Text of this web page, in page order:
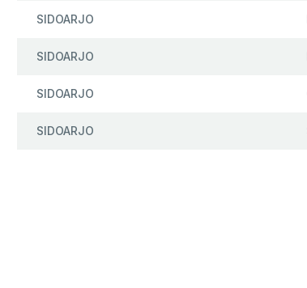
SIDOARJO
SIDOARJO
SIDOARJO
SIDOARJO